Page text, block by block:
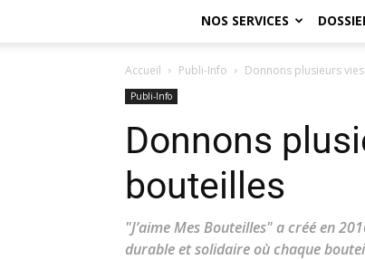
NOS SERVICES
Accueil Publi-Info Donnons plusieurs
Publi-Info
Donnons
bouteilles
"J’aime Mes Bouteilles" a créé en
durable et solidaire où chaque